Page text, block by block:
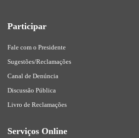
Participar
Fale com o Presidente
Sugestões/Reclamações
Canal de Denúncia
Discussão Pública
Livro de Reclamações
Serviços Online